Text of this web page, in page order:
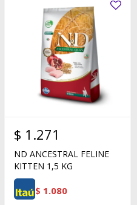
$ 1.271
ND ANCESTRAL FELINE
KITTEN 1,5 KG
$ 1.080